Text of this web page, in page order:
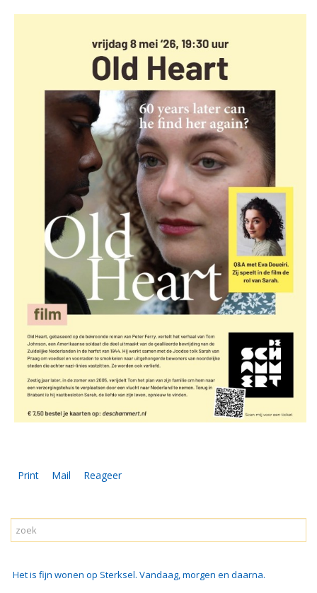
Print Mail Reageer
Het is fijn wonen op Sterksel. Vandaag, morgen en daarna.